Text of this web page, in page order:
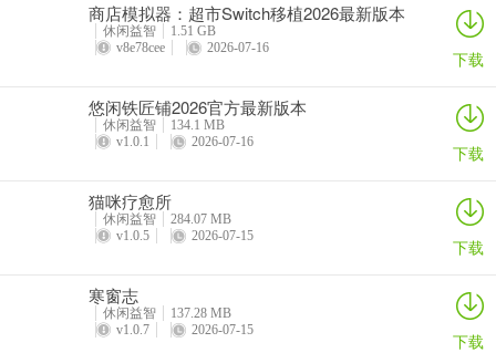
商店模拟器：超市Switch移植2026最新版本
休闲益智
1.51 GB
v8e78cee
2026-07-16 下载
悠闲铁匠铺2026官方最新版本
休闲益智
134.1 MB
v1.0.1
2026-07-16 下载
猫咪疗愈所
休闲益智
284.07 MB
v1.0.5
2026-07-15 下载
寒窗志
休闲益智
137.28 MB
v1.0.7
2026-07-15 下载